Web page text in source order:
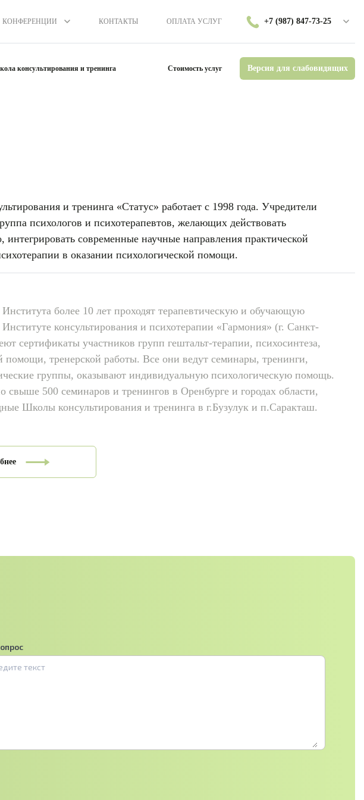
КОНФЕРЕНЦИИ КОНТАКТЫ ОПЛАТА УСЛУГ +7 (987) 847-73-25
консультирования и тренинга Стоимость услуг Версия для слабовидящих
и тренинга «Статус» работает с 1998 года. Учредители
психологов и психотерапевтов, желающих действовать
интегрировать современные научные направления практической
в оказании психологической помощи.
более 10 лет проходят терапевтическую и обучающую
консультирования и психотерапии «Гармония» (г. Санкт-
сертификаты участников групп гештальт-терапии, психосинтеза,
помощи, тренерской работы. Все они ведут семинары, тренинги,
группы, оказывают индивидуальную психологическую помощь.
свыше 500 семинаров и тренингов в Оренбурге и городах области,
Школы консультирования и тренинга в г.Бузулук и п.Саракташ.